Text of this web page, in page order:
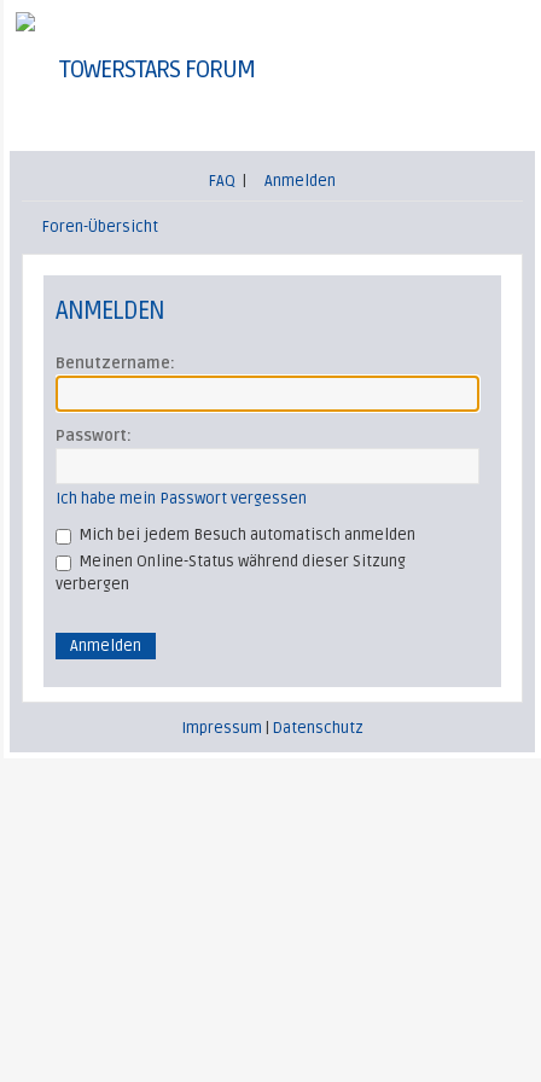
TOWERSTARS FORUM
FAQ Anmelden
Foren-Übersicht
ANMELDEN
Benutzername:
Passwort:
Ich habe mein Passwort vergessen
Mich bei jedem Besuch automatisch anmelden
Meinen Online-Status während dieser Sitzung
verbergen
Impressum |Datenschutz